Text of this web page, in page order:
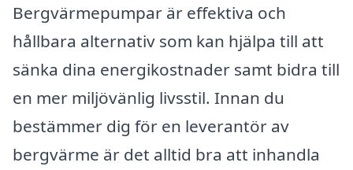
Bergvärmepumpar är effektiva och
hållbara alternativ som kan hjälpa till att
sänka dina energikostnader samt bidra till
en mer miljövänlig livsstil. Innan du
bestämmer dig för en leverantör av
bergvärme är det alltid bra att inhandla